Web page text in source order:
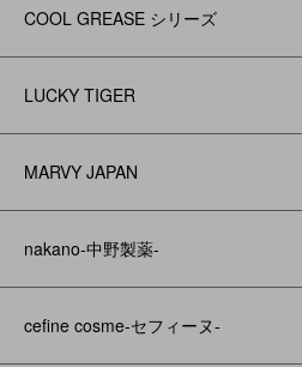
COOL GREASE シリーズ
LUCKY TIGER
MARVY JAPAN
nakano-中野製薬-
cefine cosme-セフィーヌ-